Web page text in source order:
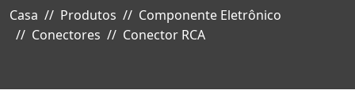
Casa Produtos
Componente Eletrônico
Conectores
Conector RCA